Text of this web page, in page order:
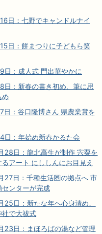
日：七野でキャンドルナイ
日：餅まつりに子どもら笑
日：成人式 門出華やかに
日：新春の書き初め、筆に思
め
日：谷口隆博さん 県農業賞を
日：年始め新春かるた会
28日：龍北高生が制作 宍粟を
アート にししんにお目見え
27日：千種生活圏の拠点へ 市
センターが完成
25日：新たな年へ心身清め、
社で大祓式
23日：まほろばの湯など管理